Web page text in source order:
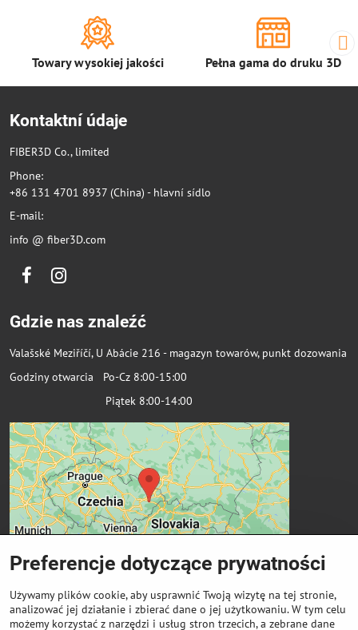
Towary wysokiej jakości Pełna gama do druku 3D
Kontaktní údaje
FIBER3D Co., limited
Phone:
+86 131 4701 8937 (China) - hlavní sídlo
E-mail:
info @ fiber3D.com
FacebookInstagram
Gdzie nas znaleźć
Valašské Meziříčí, U Abácie 216 - magazyn towarów, punkt dozowania
Godziny otwarcia Po-Cz 8:00-15:00
Piątek 8:00-14:00
Preferencje dotyczące prywatności
Używamy plików cookie, aby usprawnić Twoją wizytę na tej stronie,
analizować jej działanie i zbierać dane o jej użytkowaniu. W tym celu
możemy korzystać z narzędzi i usług stron trzecich, a zebrane dane